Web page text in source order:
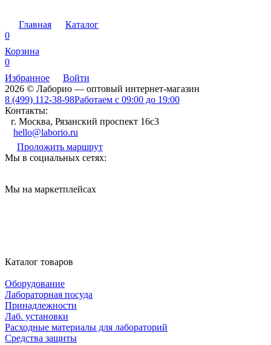
Главная
Каталог
0
Корзина
0
Избранное
Войти
2026 © Лаборио — оптовый интернет-магазин
8 (499) 112-38-98Работаем с 09:00 до 19:00
Контакты:
г. Москва, Рязанский проспект 16с3
hello@laborio.ru
Проложить маршрут
Мы в социальных сетях:
Мы на маркетплейсах
Каталог товаров
Оборудование
Лабораторная посуда
Принадлежности
Лаб. установки
Расходные материалы для лабораторий
Средства защиты